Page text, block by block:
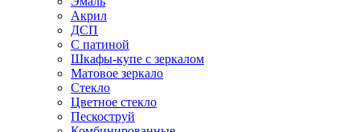
Акрил
ДСП
С патиной
Шкафы-купе с зеркалом
Матовое зеркало
Стекло
Цветное стекло
Пескоструй